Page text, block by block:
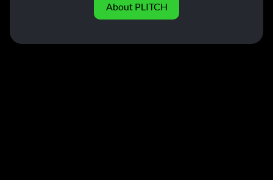
About PLITCH